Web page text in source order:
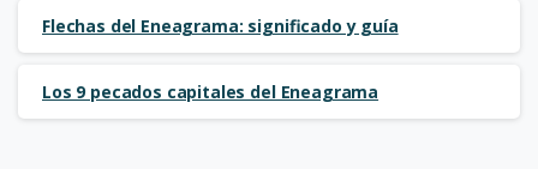
Flechas del Eneagrama: significado y guía
Los 9 pecados capitales del Eneagrama